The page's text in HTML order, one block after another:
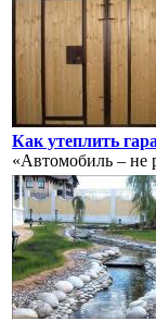
Как утеплить
«Автомобиль – не